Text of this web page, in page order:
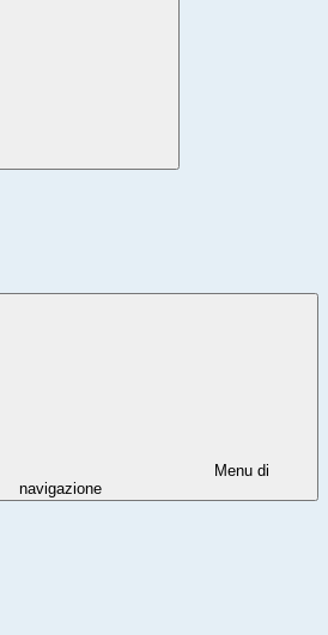
Menu di
navigazione